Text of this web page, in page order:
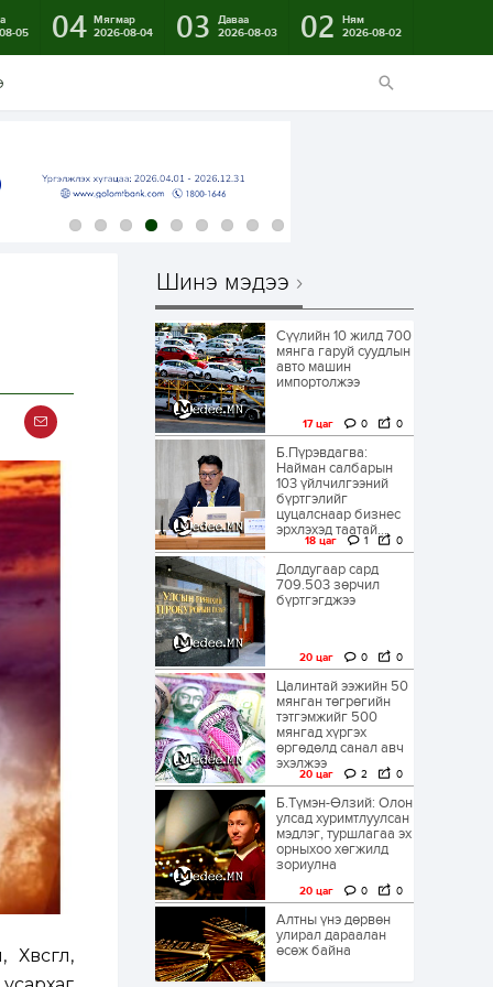
05
04 Мягмар
2026-08-04
03
Даваа
2026-08-03
02
Ням
2026-08-02
Шинэ мэдээ
Сүүлийн 10 жилд 700
мянга гаруй суудлын
авто машин
импортолжээ
17 цаг 0 0
Б.Пүрэвдагва:
Найман салбарын
103 үйлчилгээний
бүртгэлийг
цуцалснаар бизнес
эрхлэхэд таатай...
18 цаг 1 0
Долдугаар сард
709.503 зөрчил
бүртгэгджээ
20 цаг 0 0
Цалинтай ээжийн 50
мянган төгрөгийн
тэтгэмжийг 500
мянгад хүргэх
өргөдөлд санал авч
эхэлжээ
20 цаг 2 0
Б.Түмэн-Өлзий: Олон
улсад хуримтлуулсан
мэдлэг, туршлагаа эх
орныхоо хөгжилд
зориулна
20 цаг 0 0
Алтны үнэ дөрвөн
улирал дараалан
өсөж байна